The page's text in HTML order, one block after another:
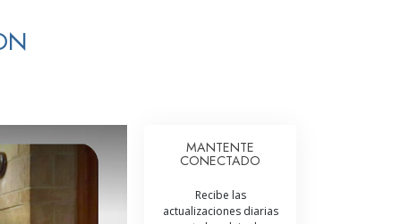
de Scientology
Introductorias
La Integridad y la Honestidad
La Escala Tonal Emocional
MANTENTE
CONECTADO
Recibe las
actualizaciones diarias